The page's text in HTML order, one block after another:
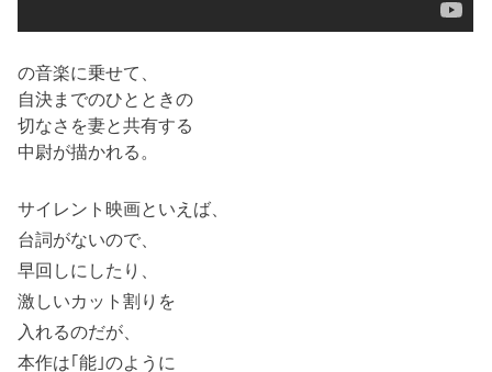
の音楽に乗せて、
自決までのひとときの
切なさを妻と共有する
中尉が描かれる。
サイレント映画といえば、
台詞がないので、
早回しにしたり、
激しいカット割りを
入れるのだが、
本作は｢能｣のように